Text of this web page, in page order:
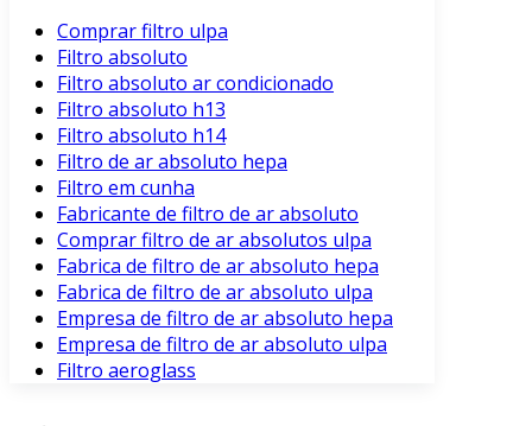
Comprar filtro ulpa
Filtro absoluto
Filtro absoluto ar condicionado
Filtro absoluto h13
Filtro absoluto h14
Filtro de ar absoluto hepa
Filtro em cunha
Fabricante de filtro de ar absoluto
Comprar filtro de ar absolutos ulpa
Fabrica de filtro de ar absoluto hepa
Fabrica de filtro de ar absoluto ulpa
Empresa de filtro de ar absoluto hepa
Empresa de filtro de ar absoluto ulpa
Filtro aeroglass